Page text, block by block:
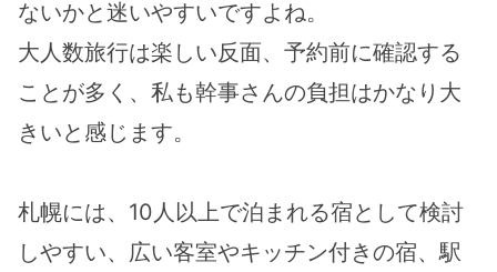
ないかと迷いやすいですよね。
大人数旅行は楽しい反面、予約前に確認する
ことが多く、私も幹事さんの負担はかなり大
きいと感じます。
札幌には、10人以上で泊まれる宿として検討
しやすい、広い客室やキッチン付きの宿、駅